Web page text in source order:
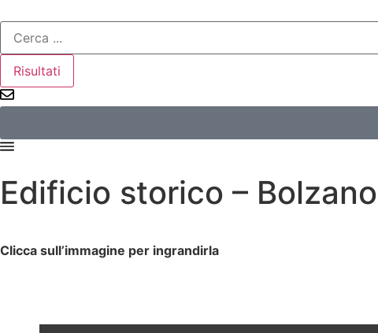
Risultati
Edificio storico – Bolzano
Clicca sull’immagine per ingrandirla